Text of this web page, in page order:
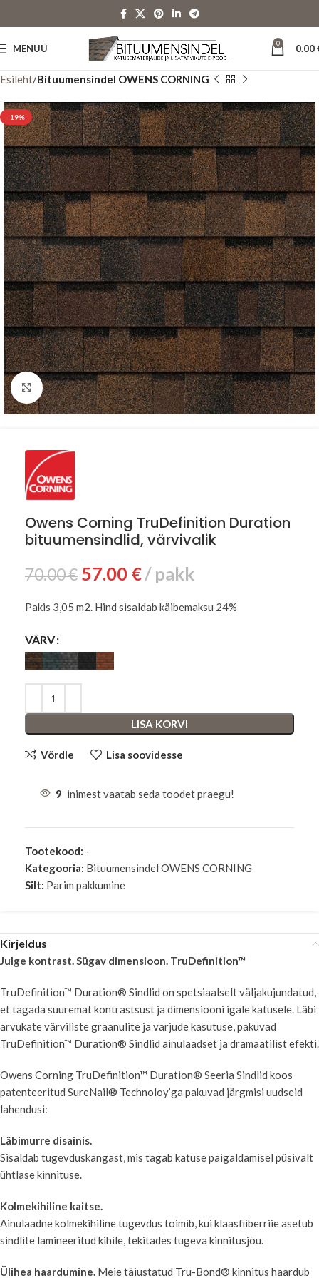
MENÜÜ 0 0.00
Esileht Bituumensindel OWENS CORNING
-19%
Suurenda
Owens Corning TruDefinition Duration
bituumensindlid, värvivalik
70.00€ 57.00 € pakk
Pakis 3,05 m2. Hind sisaldab käibemaksu 24%
VÄRV
LISA KORVI
Võrdle Lisa soovidesse
9 inimest vaatab seda toodet praegu!
Tootekood: -
Kategooria: Bituumensindel OWENS CORNING
Silt: Parim pakkumine
Kirjeldus
Julge kontrast. Sügav dimensioon. TruDefinition™
TruDefinition™ Duration® Sindlid on spetsiaalselt väljakujundatud,
et tagada suuremat kontrastsust ja dimensiooni igale katusele. Läbi
arvukate värviliste graanulite ja varjude kasutuse, pakuvad
TruDefinition™ Duration® Sindlid ainulaadset ja dramaatilist efekti.
Owens Corning TruDefinition™ Duration® Seeria Sindlid koos
patenteeritud SureNail® Technoloy’ga pakuvad järgmisi uudseid
lahendusi:
Läbimurre disainis.
Sisaldab tugevduskangast, mis tagab katuse paigaldamisel püsivalt
ühtlase kinnituse.
Kolmekihiline kaitse.
Ainulaadne kolmekihiline tugevdus toimib, kui klaasfiiberriie asetub
sindlite lamineeritud kihile, tekitades tugeva kinnitusjõu.
Ülihea haardumine. Meie täiustatud Tru-Bond® kinnitus haardub